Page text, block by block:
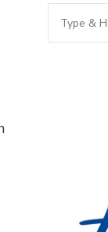
Looking
for